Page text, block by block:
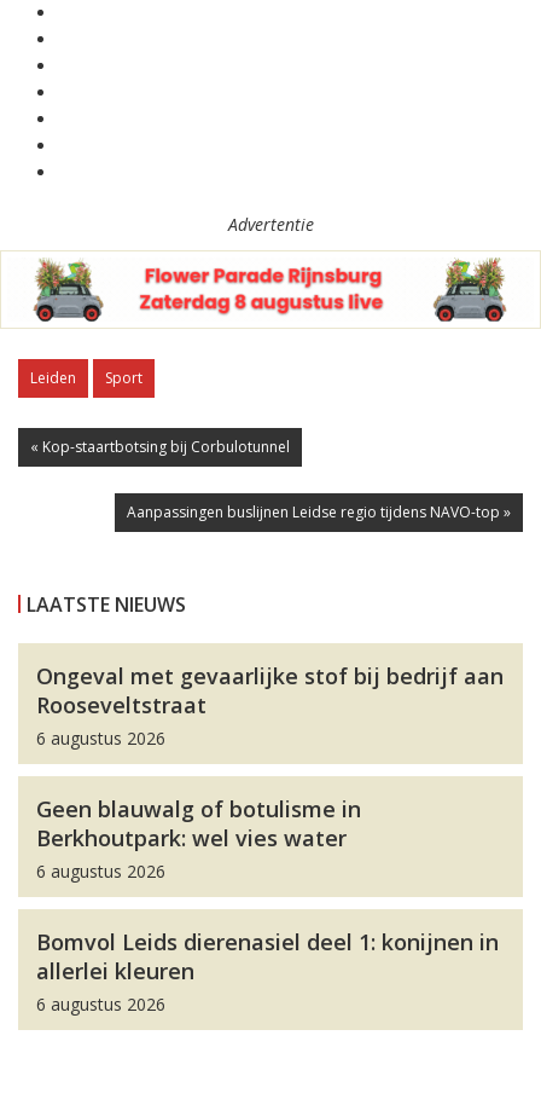
Advertentie
Leiden Sport
« Kop-staartbotsing bij Corbulotunnel
Aanpassingen buslijnen Leidse regio tijdens NAVO-top »
LAATSTE NIEUWS
Ongeval met gevaarlijke stof bij bedrijf aan
Rooseveltstraat
6 augustus 2026
Geen blauwalg of botulisme in
Berkhoutpark: wel vies water
6 augustus 2026
Bomvol Leids dierenasiel deel 1: konijnen in
allerlei kleuren
6 augustus 2026